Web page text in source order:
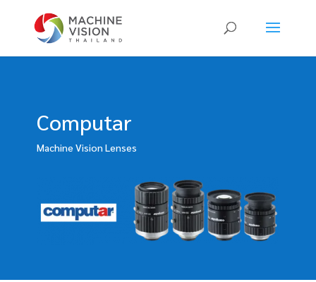
Products
search
Computar
Machine Vision Lenses